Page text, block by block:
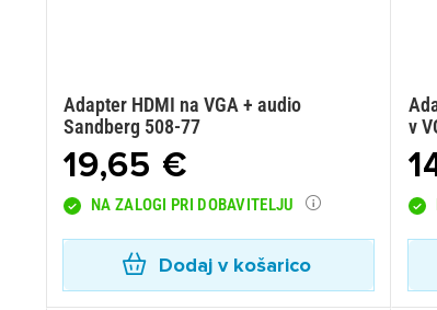
Adapter HDMI na VGA + audio
Sandberg 508-77
19,65 €
NA ZALOGI PRI DOBAVITELJU
Dodaj v košarico
v